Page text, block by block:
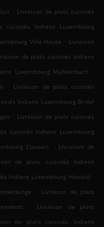
. Livraison de plats cuisinés
cuisinés Indiens Luxembourg
Ville-Haute . Livraison
de plats cuisinés Indiens
Luxembourg Muhlenbach
.
. Livraison de plats cuisinés
Indiens Luxembourg Bridel
. Livraison de plats cuisinés
cuisinés Indiens Luxembourg
Clausen . Livraison de
de plats cuisinés Indiens
Indiens Luxembourg Howald .
. Livraison de plats
.
Livraison de plats
de plats cuisinés Indiens